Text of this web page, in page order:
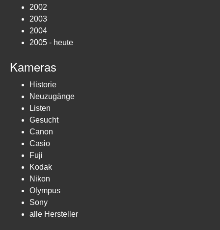
2002
2003
2004
2005 - heute
Kameras
Historie
Neuzugänge
Listen
Gesucht
Canon
Casio
Fuji
Kodak
Nikon
Olympus
Sony
alle Hersteller